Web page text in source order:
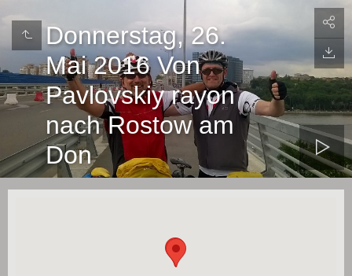
Donnerstag, 26.
Mai 2016 Von
Pavlovskiy rayon
nach Rostow am
Don